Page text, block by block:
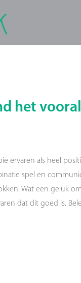
het
ervaren als heel
spel en
Wat een geluk
dat dit goed is.